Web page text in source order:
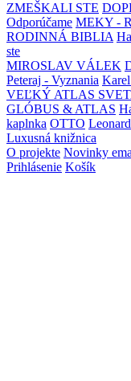
ZMEŠKALI STE
Odporúčame MEKY -
RODINNÁ BIBLIA
ste
MIROSLAV VÁLEK
Peteraj - Vyznania
VEĽKÝ ATLAS
GLÓBUS & ATLAS
kaplnka OTTO
Luxusná knižnica
O projekte Novinky
Prihlásenie Košík